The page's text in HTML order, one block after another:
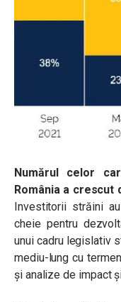
Numărul celor
România a crescut
Investitorii străini
cheie pentru
unui cadru legislativ
mediu-lung cu
și analize de impact